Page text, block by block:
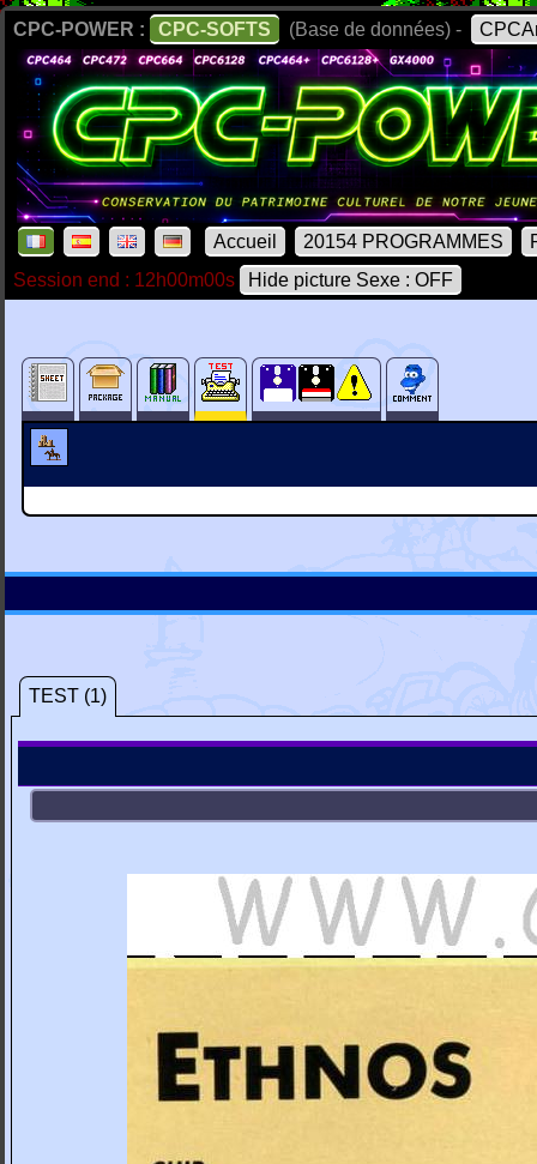
CPC-POWER : CPC-SOFTS (Base de données) -
Accueil 20154 PROGRAMMES
Session end : 12h00m00s
Hide picture Sexe : OFF
TEST (1)